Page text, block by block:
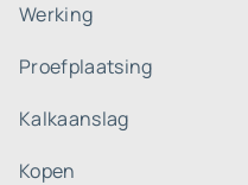
Werking
Proefplaatsing
Kalkaanslag
Kopen